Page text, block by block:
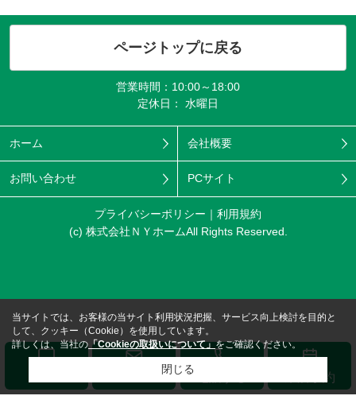
ページトップに戻る
営業時間：10:00～18:00
定休日： 水曜日
ホーム 会社概要
お問い合わせ PCサイト
プライバシーポリシー
利用規約
(c) 株式会社ＮＹホームAll Rights Reserved.
来店予約
当サイトでは、お客様の当サイト利用状況把握、サービス向上検討を目的と
して、クッキー（Cookie）を使用しています。
詳しくは、当社の 「Cookieの取扱いについて」をご確認ください。
閉じる